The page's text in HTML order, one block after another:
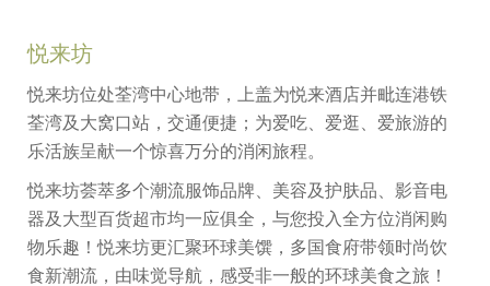
悦来坊
悦来坊位处荃湾中心地带，上盖为悦来酒店并毗连港铁
荃湾及大窝口站，交通便捷；为爱吃、爱逛、爱旅游的
乐活族呈献一个惊喜万分的消闲旅程。
悦来坊荟萃多个潮流服饰品牌、美容及护肤品、影音电
器及大型百货超市均一应俱全，与您投入全方位消闲购
物乐趣！悦来坊更汇聚环球美馔，多国食府带领时尚饮
食新潮流，由味觉导航，感受非一般的环球美食之旅！